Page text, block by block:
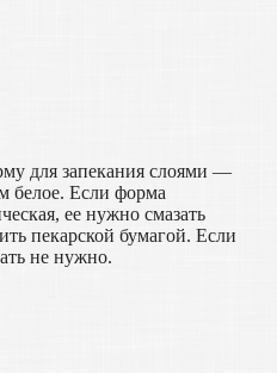
для запекания слоями —
белое. Если форма
ее нужно смазать
пекарской бумагой. Если
не нужно.